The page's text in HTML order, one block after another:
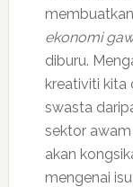
ekonomi
diburu.
kreativiti kita
swasta
sektor awam
akan
mengenai isu